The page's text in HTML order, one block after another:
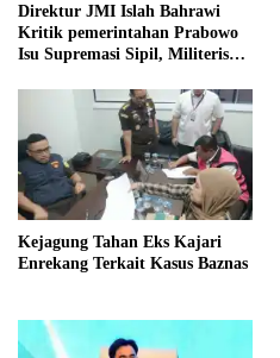
Direktur JMI Islah Bahrawi
Kritik pemerintahan Prabowo
Isu Supremasi Sipil, Militerisasi,
Kejagung Tahan Eks Kajari
Enrekang Terkait Kasus Baznas